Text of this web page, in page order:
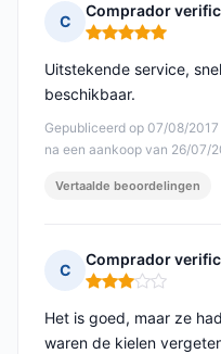
C
Comprador
Opmerking: 5 van
Gepubliceerd op 07/08/
na een aankoop van 26/07/
Uitstekende service,
beschikbaar.
Vertaalde beoordelingen
C
Comprador
Opmerking: 3 van
Het is goed, maar ze
waren de kielen